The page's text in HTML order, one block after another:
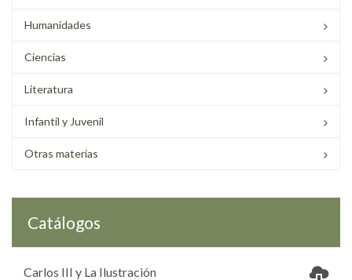
Humanidades
Ciencias
Literatura
Infantil y Juvenil
Otras materias
Catálogos
Carlos III y La Ilustración